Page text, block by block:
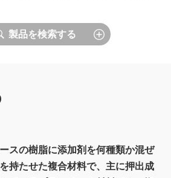
製品を検索する
スの樹脂に添加剤を何種類か混ぜ
持たせた複合材料で、主に押出成